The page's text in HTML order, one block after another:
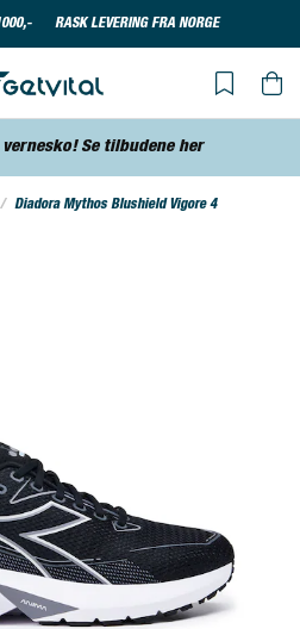
RASK LEVERING FRA NORGE
Se tilbudene her
Diadora Mythos Blushield Vigore 4